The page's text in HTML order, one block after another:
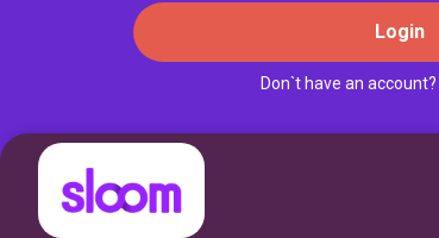
Login
Don`t have an account?